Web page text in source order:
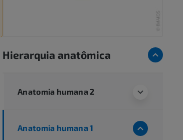
Hierarquia anatômica
Anatomia humana 2
Anatomia humana 1